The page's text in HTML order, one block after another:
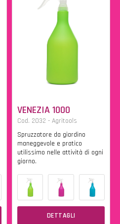
VENEZIA 1000
Cod. 2032 - Agritools
Spruzzatore da giardino
maneggevole e pratico
utilissimo nelle attività di ogni
giorno.
DETTAGLI